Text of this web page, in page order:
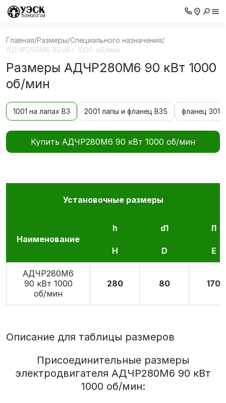
Главная/Размеры/Специального назначения/
АДЧР280M6 90 кВт 1000 об/мин
Размеры АДЧР280M6 90 кВт 1000
об/мин
Купить АДЧР280M6 90 кВт 1000 об/мин
1001 на лапах В3 2001 лапы и фланец В35 фланец 3011
Установочные размеры
Наименование
h d1 l1
H D E
АДЧР280M6
90 кВт 1000
об/мин
280 80 170
Описание для таблицы размеров
Присоединительные размеры
электродвигателя АДЧР280M6 90 кВт
1000 об/мин: